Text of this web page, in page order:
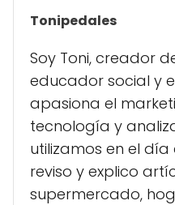
Tonipedales
Soy Toni, creador
educador social y
apasiona el
tecnología y
utilizamos en el
reviso y explico
supermercado,